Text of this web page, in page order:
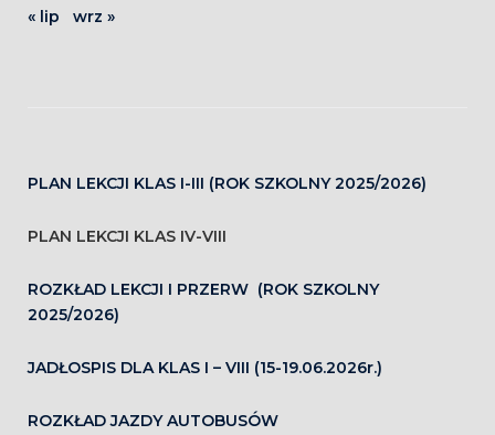
« lip wrz »
PLAN LEKCJI KLAS I-III (ROK SZKOLNY 2025/2026)
PLAN LEKCJI KLAS IV-VIII
ROZKŁAD LEKCJI I PRZERW (ROK SZKOLNY
2025/2026)
JADŁOSPIS DLA KLAS I – VIII (15-19.06.2026r.)
ROZKŁAD JAZDY AUTOBUSÓW